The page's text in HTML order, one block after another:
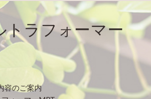
トラフォーマー
容のご案内